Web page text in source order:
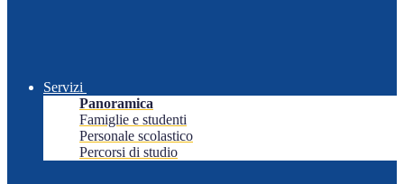
Servizi
Panoramica
Famiglie e studenti
Personale scolastico
Percorsi di studio